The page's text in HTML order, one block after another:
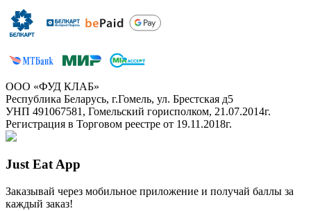
ООО «ФУД КЛАБ»
Республика Беларусь, г.Гомель, ул. Брестская д5
УНП 491067581, Гомельский горисполком, 21.07.2014г.
Регистрация в Торговом реестре от 19.11.2018г.
Just Eat App
Заказывай через мобильное приложение и получай баллы за
каждый заказ!